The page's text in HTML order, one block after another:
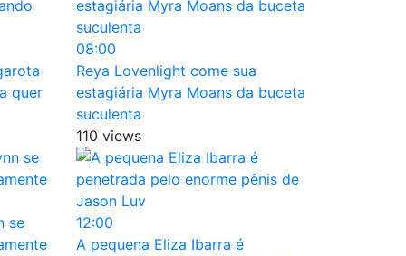
quer
08:00
Reya Lovenlight come sua
estagiária Myra Moans da buceta
suculenta
110 views
se
12:00
A pequena Eliza Ibarra é